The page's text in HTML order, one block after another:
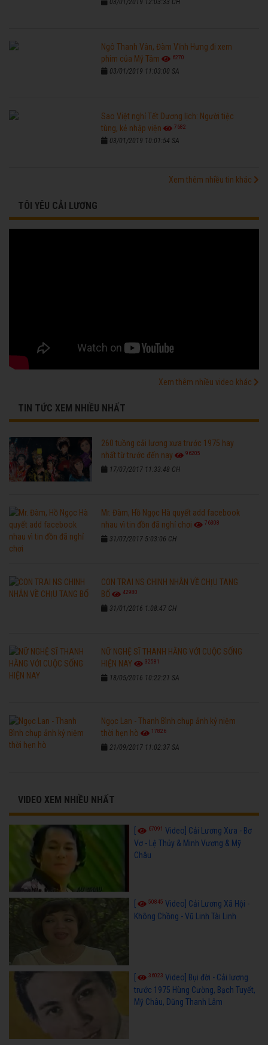
03/01/2019 12:03:33 CH
Ngô Thanh Vân, Đàm Vĩnh Hưng đi xem
phim của Mỹ Tâm
6270
03/01/2019 11:03:00 SA
Sao Việt nghỉ Tết Dương lịch: Người tiệc
tùng, kẻ nhập viện
7682
03/01/2019 10:01:54 SA
Xem thêm nhiều tin khác
TÔI YÊU CẢI LƯƠNG
Xem thêm nhiều video khác
TIN TỨC XEM NHIỀU NHẤT
260 tuồng cải lương xưa trước 1975 hay
nhất từ trước đến nay
96205
17/07/2017 11:33:48 CH
Mr. Đàm, Hồ Ngọc Hà quyết add facebook
nhau vì tin đồn đã nghỉ chơi
76308
31/07/2017 5:03:06 CH
CON TRAI NS CHINH NHẪN VỀ CHỊU TANG
BỐ
42980
31/01/2016 1:08:47 CH
NỮ NGHỆ SĨ THANH HẰNG VỚI CUỘC SỐNG
HIỆN NAY
32581
18/05/2016 10:22:21 SA
Ngọc Lan - Thanh Bình chụp ảnh kỷ niệm
thời hẹn hò
17826
21/09/2017 11:02:37 SA
VIDEO XEM NHIỀU NHẤT
[ 67091 Video] Cải Lương Xưa - Bơ
Vơ - Lệ Thủy & Minh Vương & Mỹ
Châu
50845 Video] Cải Lương Xã Hội -
Không Chồng - Vũ Linh Tài Linh
36023 Video] Bụi đời - Cải lương
trước 1975 Hùng Cường, Bạch Tuyết,
Mỹ Châu, Dũng Thanh Lâm